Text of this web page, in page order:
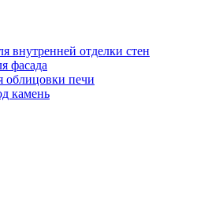
внутренней отделки стен
фасада
облицовки печи
камень